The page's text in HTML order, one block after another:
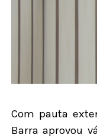
Com pauta
Barra aprovou